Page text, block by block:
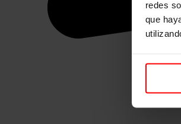
redes
que